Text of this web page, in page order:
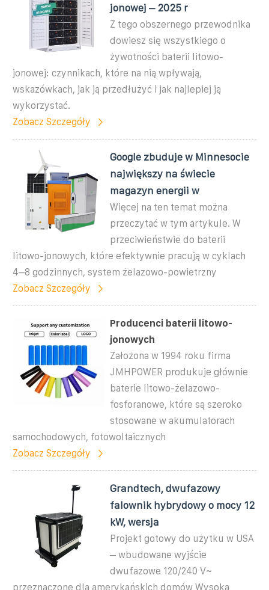
jonowej – 2025 r
Z tego obszernego przewodnika
dowiesz się wszystkiego o
żywotności baterii litowo-
jonowej: czynnikach, które na nią wpływają,
wskazówkach, jak ją przedłużyć i jak najlepiej ją
wykorzystać.
Zobacz Szczegóły
Google zbuduje w Minnesocie
największy na świecie
magazyn energii w
Więcej na ten temat można
przeczytać w tym artykule. W
przeciwieństwie do baterii
litowo-jonowych, które efektywnie pracują w cyklach
4–8 godzinnych, system żelazowo-powietrzny
Zobacz Szczegóły
Producenci baterii litowo-
jonowych
Założona w 1994 roku firma
JMHPOWER produkuje głównie
baterie litowo-żelazowo-
fosforanowe, które są szeroko
stosowane w akumulatorach
samochodowych, fotowoltaicznych
Zobacz Szczegóły
Grandtech, dwufazowy
falownik hybrydowy o mocy 12
kW, wersja
Projekt gotowy do użytku w USA
– wbudowane wyjście
dwufazowe 120/240 V~
przeznaczone dla amerykańskich domów Wysoka